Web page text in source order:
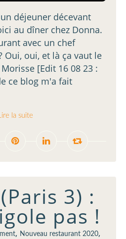
déjeuner décevant
au dîner chez Donna.
avec un chef
Oui, oui, et là ça vaut le
[Edit 16 08 23 :
ce blog m'a fait
la suite
3) :
pas !
, Nouveau restaurant 2020,